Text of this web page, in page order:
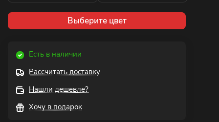
Выберите цвет
Есть в наличии
Рассчитать доставку
Нашли дешевле?
Хочу в подарок